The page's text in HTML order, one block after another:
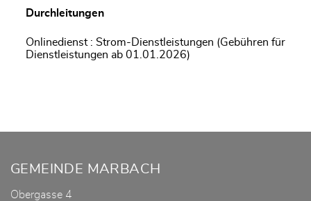
Durchleitungen
Onlinedienst : Strom-Dienstleistungen (Gebühren für
Dienstleistungen ab 01.01.2026)
Fusszeile
GEMEINDE MARBACH
Obergasse 4